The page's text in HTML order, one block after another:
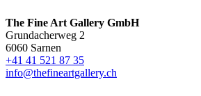
The Fine Art Gallery GmbH
Grundacherweg 2
6060 Sarnen
+41 41 521 87 35
info@thefineartgallery.ch